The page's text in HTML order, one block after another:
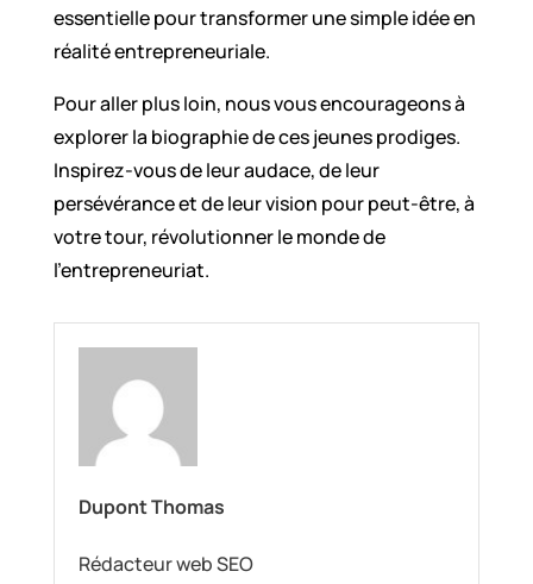
essentielle pour transformer une simple idée en
réalité entrepreneuriale.
Pour aller plus loin, nous vous encourageons à
explorer la biographie de ces jeunes prodiges.
Inspirez-vous de leur audace, de leur
persévérance et de leur vision pour peut-être, à
votre tour, révolutionner le monde de
l’entrepreneuriat.
Dupont Thomas
Rédacteur web SEO